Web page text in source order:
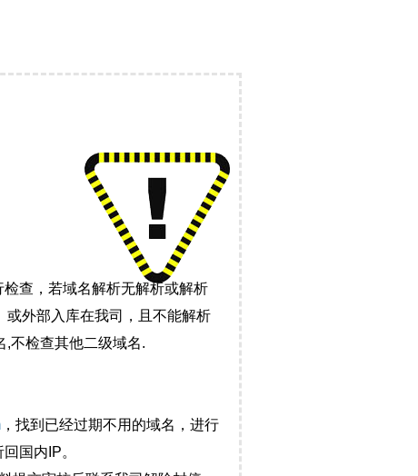
查，若域名解析无解析或解析
外部入库在我司，且不能解析
,不检查其他二级域名.
，找到已经过期不用的域名，进行
国内IP。